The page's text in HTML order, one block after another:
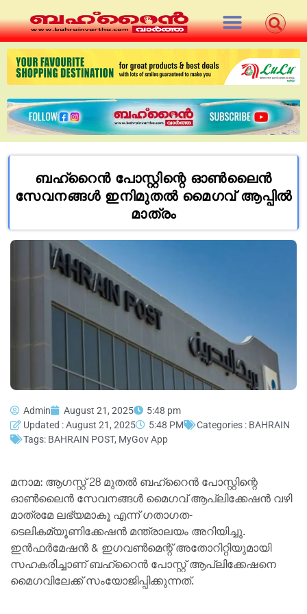
ബഹ്‌റൈന്‍ പോസ്റ്റിന്റെ ഓണ്‍ലൈന്‍
സേവനങ്ങള്‍ ഇനിമുതല്‍ മൈഗവ് ആപ്പില്‍
മാത്രം
Admin August 21, 2025
5:48 pm
Updated : August 21, 2025
5:48 PM Categories : BAHRAIN
Tags: BAHRAIN POST, MyGov App
മനാമ: ആഗസ്റ്റ് 28 മുതല്‍ ബഹ്‌റൈന്‍ പോസ്റ്റിന്റെ
ഓണ്‍ലൈന്‍ സേവനങ്ങള്‍ മൈഗവ് ആപ്ലിക്കേഷന്‍ വഴി
മാത്രമേ ലഭ്യമാകൂ എന്ന് ഗതാഗത-
ടെലികമ്യൂണിക്കേഷന്‍ മന്ത്രാലയം അറിയിച്ചു.
ഇന്‍ഫര്‍മേഷന്‍ & ഇഗവണ്‍മെന്റ് അതോറിറ്റിയുമായി
സഹകരിച്ചാണ് ബഹ്റൈന്‍ പോസ്റ്റ് ആപ്ലിക്കേഷനെ
മൈഗവിലേക്ക് സംയോജിപ്പിക്കുന്നത്.